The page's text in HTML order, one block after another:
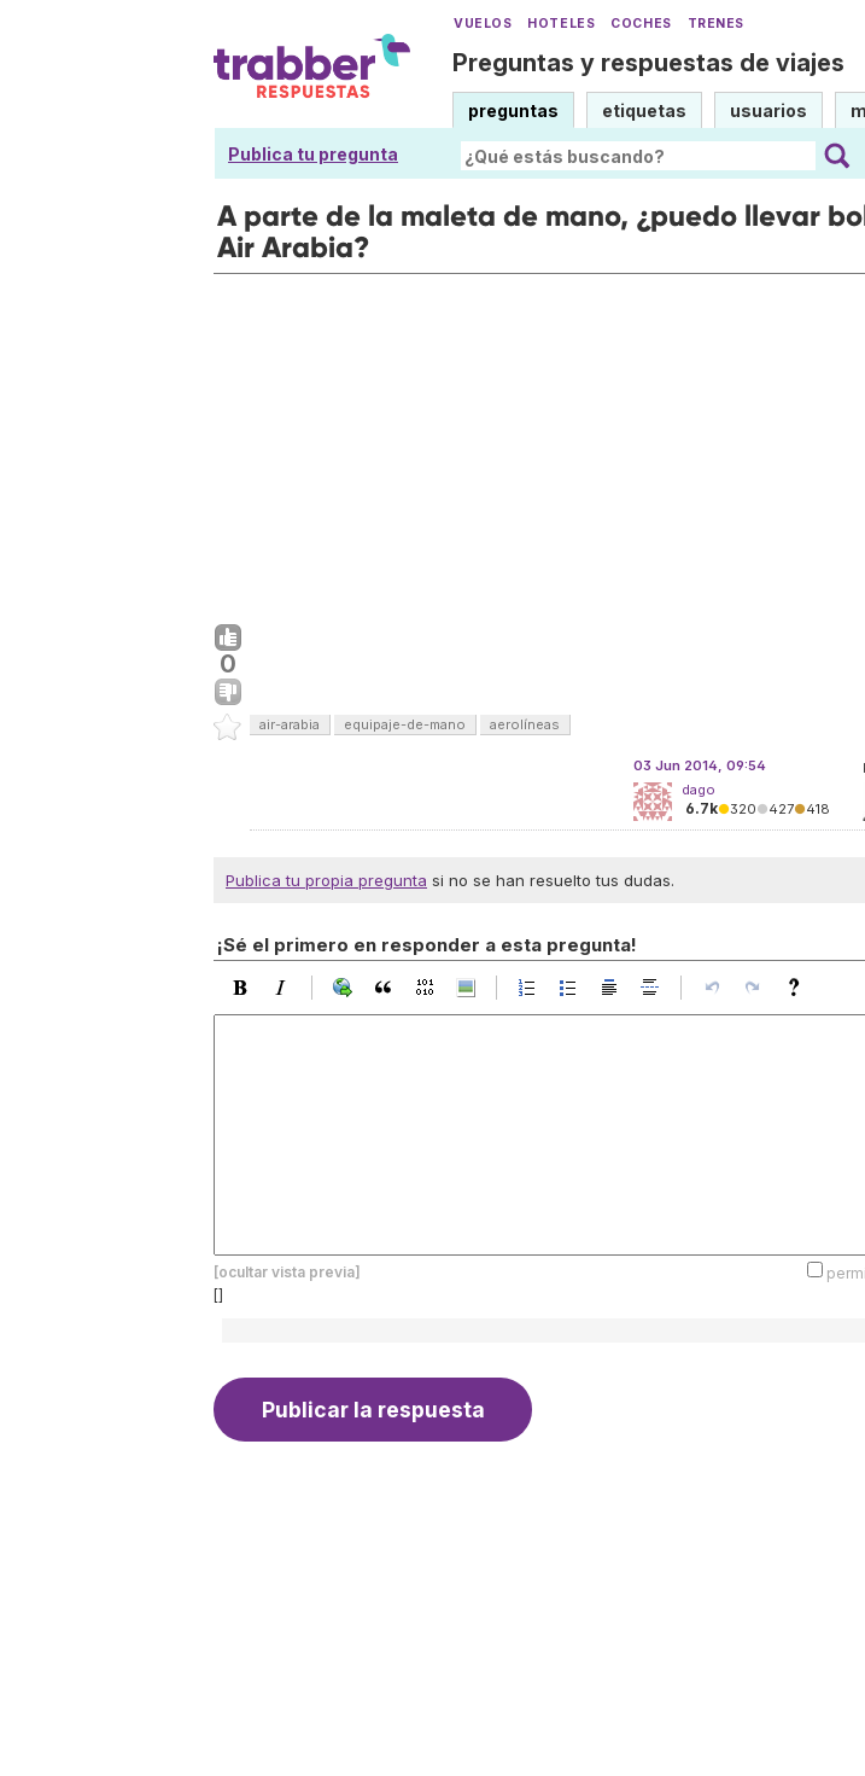
VUELOS HOTELES COCHES TRENES
Preguntas y respuestas de viajes
preguntas etiquetas usuarios
Publica tu pregunta
A parte de la maleta de mano, ¿puedo llevar
Air Arabia?
0
air-arabia equipaje-de-mano aerolíneas
03 Jun 2014, 09:54
dago
6.7k●320●427●418
Publica tu propia pregunta si no se han resuelto tus dudas.
¡Sé el primero en responder a esta pregunta!
[ocultar vista previa]
[]